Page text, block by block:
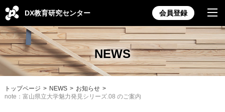
DX教育研究センター 会員登録
NEWS
トップページ NEWS
お知らせ
note：富山県立大学魅力発見シリーズ.08 のご案内